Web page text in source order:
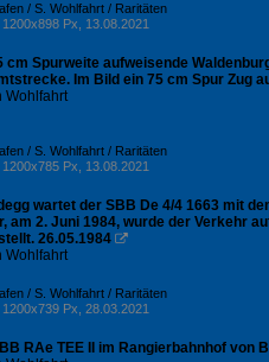
/ S. Wohlfahrt / Raritäten
1200x898 Px, 13.08.2021
cm Spurweite aufweisende
Im Bild ein 75 cm Spur Zug
Wohlfahrt
/ S. Wohlfahrt / Raritäten
1200x785 Px, 13.08.2021
wartet der SBB De 4/4 1663 mit
am 2. Juni 1984, wurde der Verkehr
26.05.1984 
Wohlfahrt
/ S. Wohlfahrt / Raritäten
1200x739 Px, 28.03.2021
RAe TEE II im Rangierbahnhof von